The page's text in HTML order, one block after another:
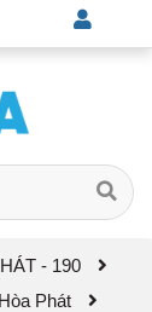
- 190
Phát